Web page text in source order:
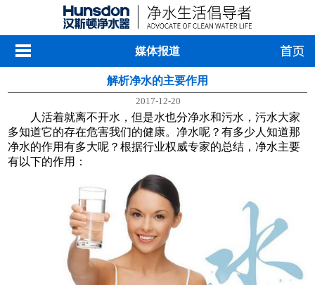
媒体报道
解析净水的主要作用
2017-12-20
人活着就离不开水，但是水也分净水和污水，污水大家
多知道它的存在危害我们的健康。净水呢？有多少人知道那
净水的作用有多大呢？根据行业权威专家的总结，净水主要
有以下的作用：